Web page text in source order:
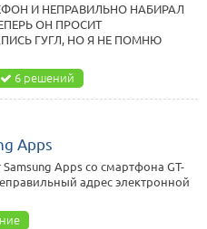
И НЕПРАВИЛЬНО НАБИРАЛ
ОН ПРОСИТ
ГУГЛ, НО Я НЕ ПОМНЮ
6 решений
Apps
Apps со смартфона GT-
адрес электронной